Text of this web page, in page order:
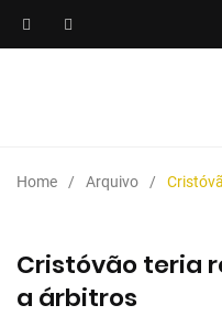
Home Arquivo
Cristóvão teria
a árbitros